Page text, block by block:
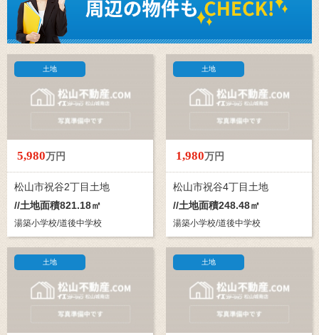
土地
5,980万円
松山市祝谷2丁目土地
//土地面積821.18㎡
湯築小学校/道後中学校
土地
1,980万円
松山市祝谷4丁目土地
//土地面積248.48㎡
湯築小学校/道後中学校
土地 土地